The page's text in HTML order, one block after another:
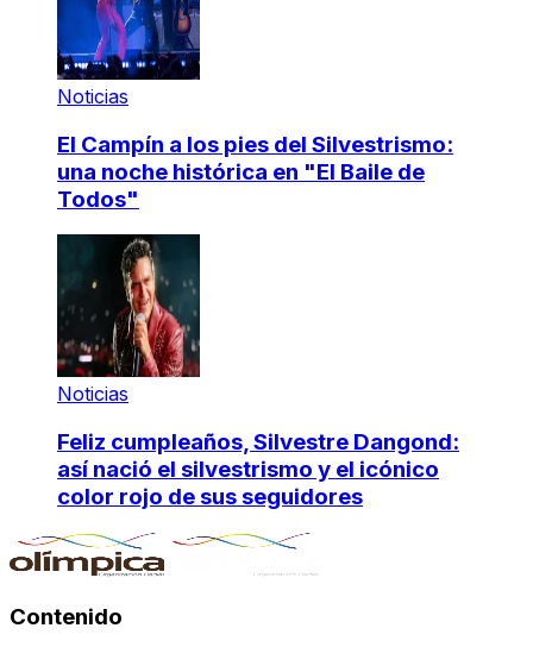
Noticias
El Campín a los pies del Silvestrismo:
una noche histórica en "El Baile de
Todos"
Noticias
Feliz cumpleaños, Silvestre Dangond:
así nació el silvestrismo y el icónico
color rojo de sus seguidores
Contenido